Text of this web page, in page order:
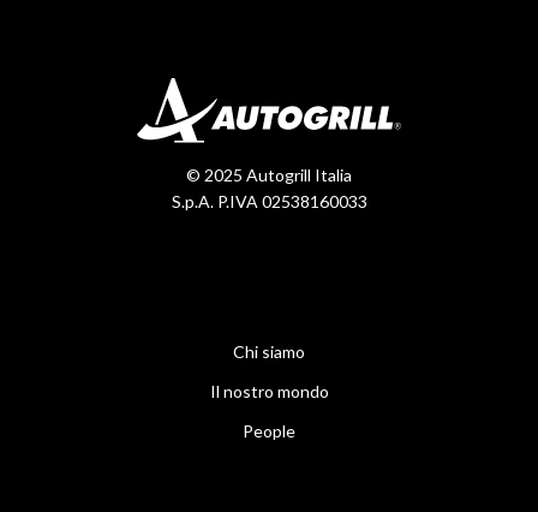
© 2025 Autogrill Italia
S.p.A. P.IVA 02538160033
Chi siamo
Il nostro mondo
People